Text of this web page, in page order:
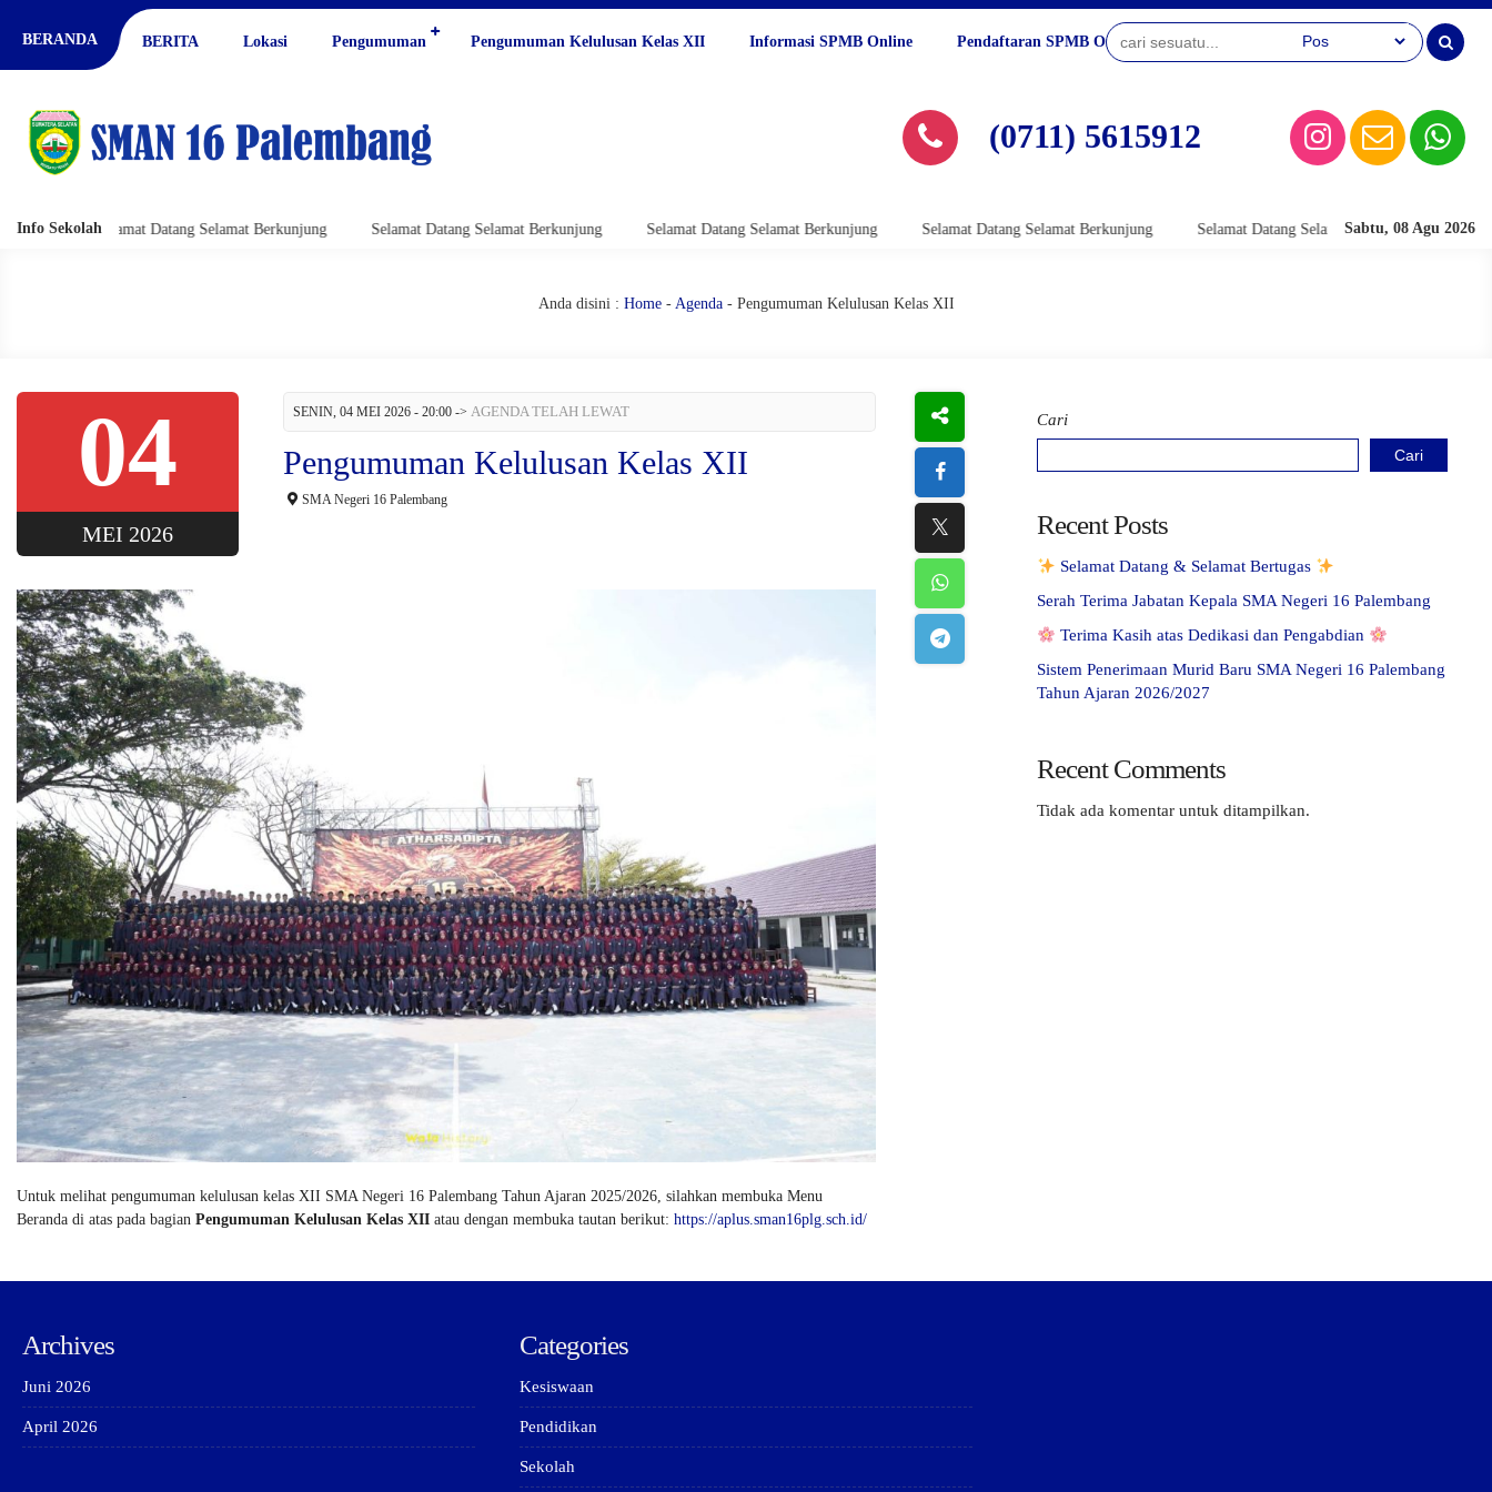
BERANDA BERITA Lokasi Pengumuman Pengumuman Kelulusan Kelas XII Informasi SPMB Online Pendaftaran SPMB Online
(0711) 5615912
Info Sekolah Sabtu, 08 Agu 2026
Selamat Datang Selamat Berkunjung Selamat Datang Selamat Berkunjung Selamat Datang Selamat Berkunjung Selamat Datang Selamat Berkunjung Selamat Datang Selamat Berkunjung Selamat
Anda disini : Home- Agenda- Pengumuman Kelulusan Kelas XII
04
MEI 2026
SENIN, 04 MEI 2026 - 20:00 -> AGENDA TELAH LEWAT
Pengumuman Kelulusan Kelas XII
SMA Negeri 16 Palembang
Untuk melihat pengumuman kelulusan kelas XII SMA Negeri 16 Palembang Tahun Ajaran 2025/2026, silahkan membuka Menu
Beranda di atas pada bagian Pengumuman Kelulusan Kelas XII atau dengan membuka tautan berikut: https://aplus.sman16plg.sch.id/
Cari
Cari
Recent Posts
Selamat Datang & Selamat Bertugas
Serah Terima Jabatan Kepala SMA Negeri 16 Palembang
Terima Kasih atas Dedikasi dan Pengabdian
Sistem Penerimaan Murid Baru SMA Negeri 16 Palembang
Tahun Ajaran 2026/2027
Recent Comments
Tidak ada komentar untuk ditampilkan.
Archives
Juni 2026
April 2026
Categories
Kesiswaan
Pendidikan
Sekolah